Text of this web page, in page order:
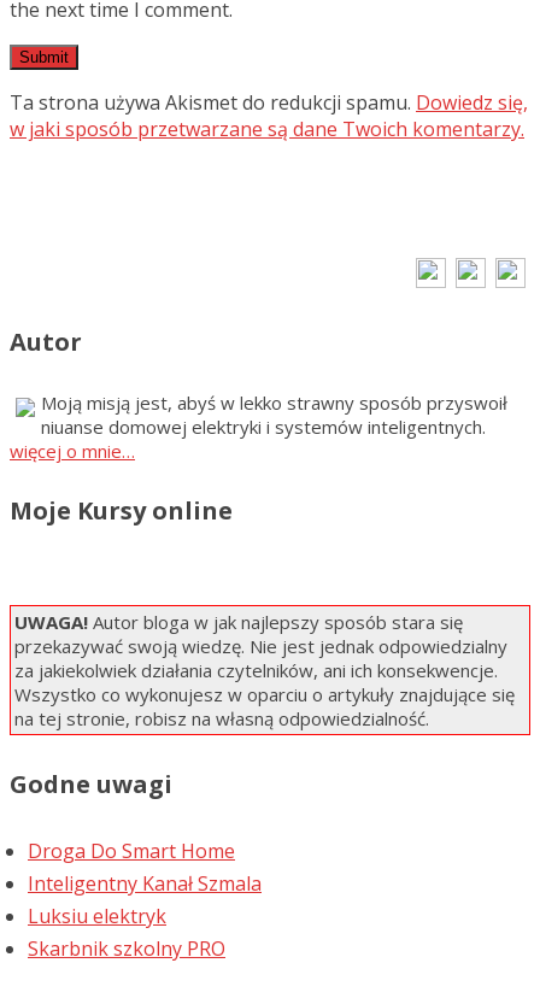
the next time I comment.
Ta strona używa Akismet do redukcji spamu. Dowiedz się,
w jaki sposób przetwarzane są dane Twoich komentarzy.
Autor
Moją misją jest, abyś w lekko strawny sposób przyswoił
niuanse domowej elektryki i systemów inteligentnych.
więcej o mnie…
Moje Kursy online
UWAGA! Autor bloga w jak najlepszy sposób stara się
przekazywać swoją wiedzę. Nie jest jednak odpowiedzialny
za jakiekolwiek działania czytelników, ani ich konsekwencje.
Wszystko co wykonujesz w oparciu o artykuły znajdujące się
na tej stronie, robisz na własną odpowiedzialność.
Godne uwagi
Droga Do Smart Home
Inteligentny Kanał Szmala
Luksiu elektryk
Skarbnik szkolny PRO